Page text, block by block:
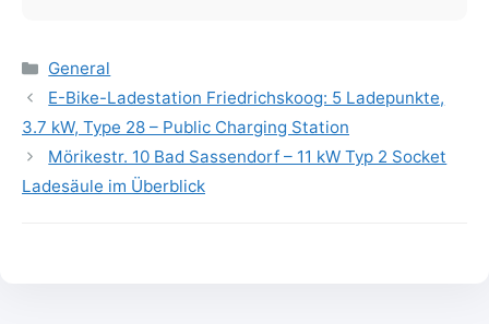
Categories
General
E-Bike-Ladestation Friedrichskoog: 5 Ladepunkte,
3.7 kW, Type 28 – Public Charging Station
Mörikestr. 10 Bad Sassendorf – 11 kW Typ 2 Socket
Ladesäule im Überblick